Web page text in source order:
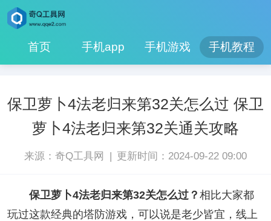
首页 手机app 手机游戏 手机教程
保卫萝卜4法老归来第32关怎么过 保卫
萝卜4法老归来第32关通关攻略
来源：奇Q工具网 | 更新时间：2024-09-22 09:00
保卫萝卜4法老归来第32关怎么过？ 相比大家都
玩过这款经典的塔防游戏，可以说是老少皆宜，线上